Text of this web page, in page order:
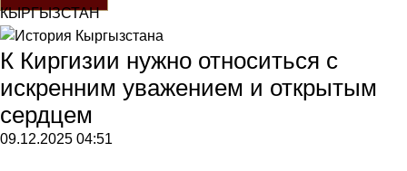
КЫРГЫЗСТАН
К Киргизии нужно относиться с
искренним уважением и открытым
сердцем
09.12.2025 04:51